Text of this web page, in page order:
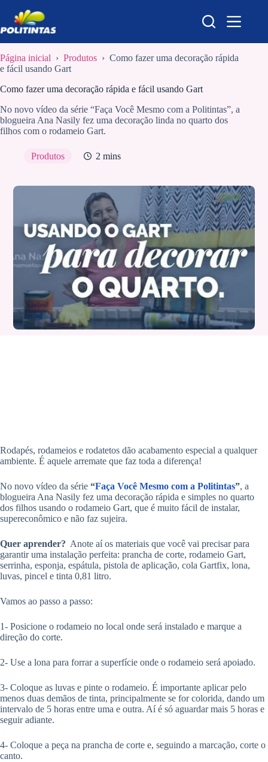
para
o
conteúdo
Página inicial › Produtos › Como fazer uma decoração rápida
e fácil usando Gart
Como fazer uma decoração rápida e fácil usando Gart
No novo vídeo da série “Faça Você Mesmo com a Politintas”, a
blogueira Ana Nasily fez uma decoração linda no quarto dos
filhos com o rodameio Gart.
Produtos 2 mins
Rodapés, rodameios e rodatetos dão acabamento especial a qualquer
ambiente. É aquele arremate que faz toda a diferença!
No novo vídeo da série “Faça Você Mesmo com a Politintas”, a
blogueira Ana Nasily fez uma decoração rápida e simples no quarto
dos filhos usando o rodameio Gart, que é muito fácil de instalar,
supereconômico e não faz sujeira.
Quer aprender? Anote aí os materiais que você vai precisar para
garantir uma instalação perfeita: prancha de corte, rodameio Gart,
serrinha, esponja, espátula, pistola de aplicação, cola Gartfix, lona,
luvas, pincel e tinta 0,81 litro.
Vamos ao passo a passo:
1- Posicione o rodameio no local onde será instalado e marque a
direção do corte.
2- Use a lona para forrar a superfície onde o rodameio será apoiado.
3- Coloque as luvas e pinte o rodameio. É importante aplicar pelo
menos duas demãos de tinta, principalmente se for colorida, dando um
intervalo de 5 horas entre uma e outra. Aí é só aguardar mais 5 horas e
seguir adiante.
4- Coloque a peça na prancha de corte e, seguindo a marcação, corte o
canto.